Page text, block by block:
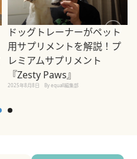
ドッグトレーナーがペット
用サプリメントを解説！プ
レミアムサプリメント
『Zesty Paws』
2025年8月8日 By equall編集部